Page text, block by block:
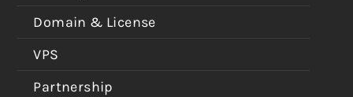
Domain & License
VPS
Partnership